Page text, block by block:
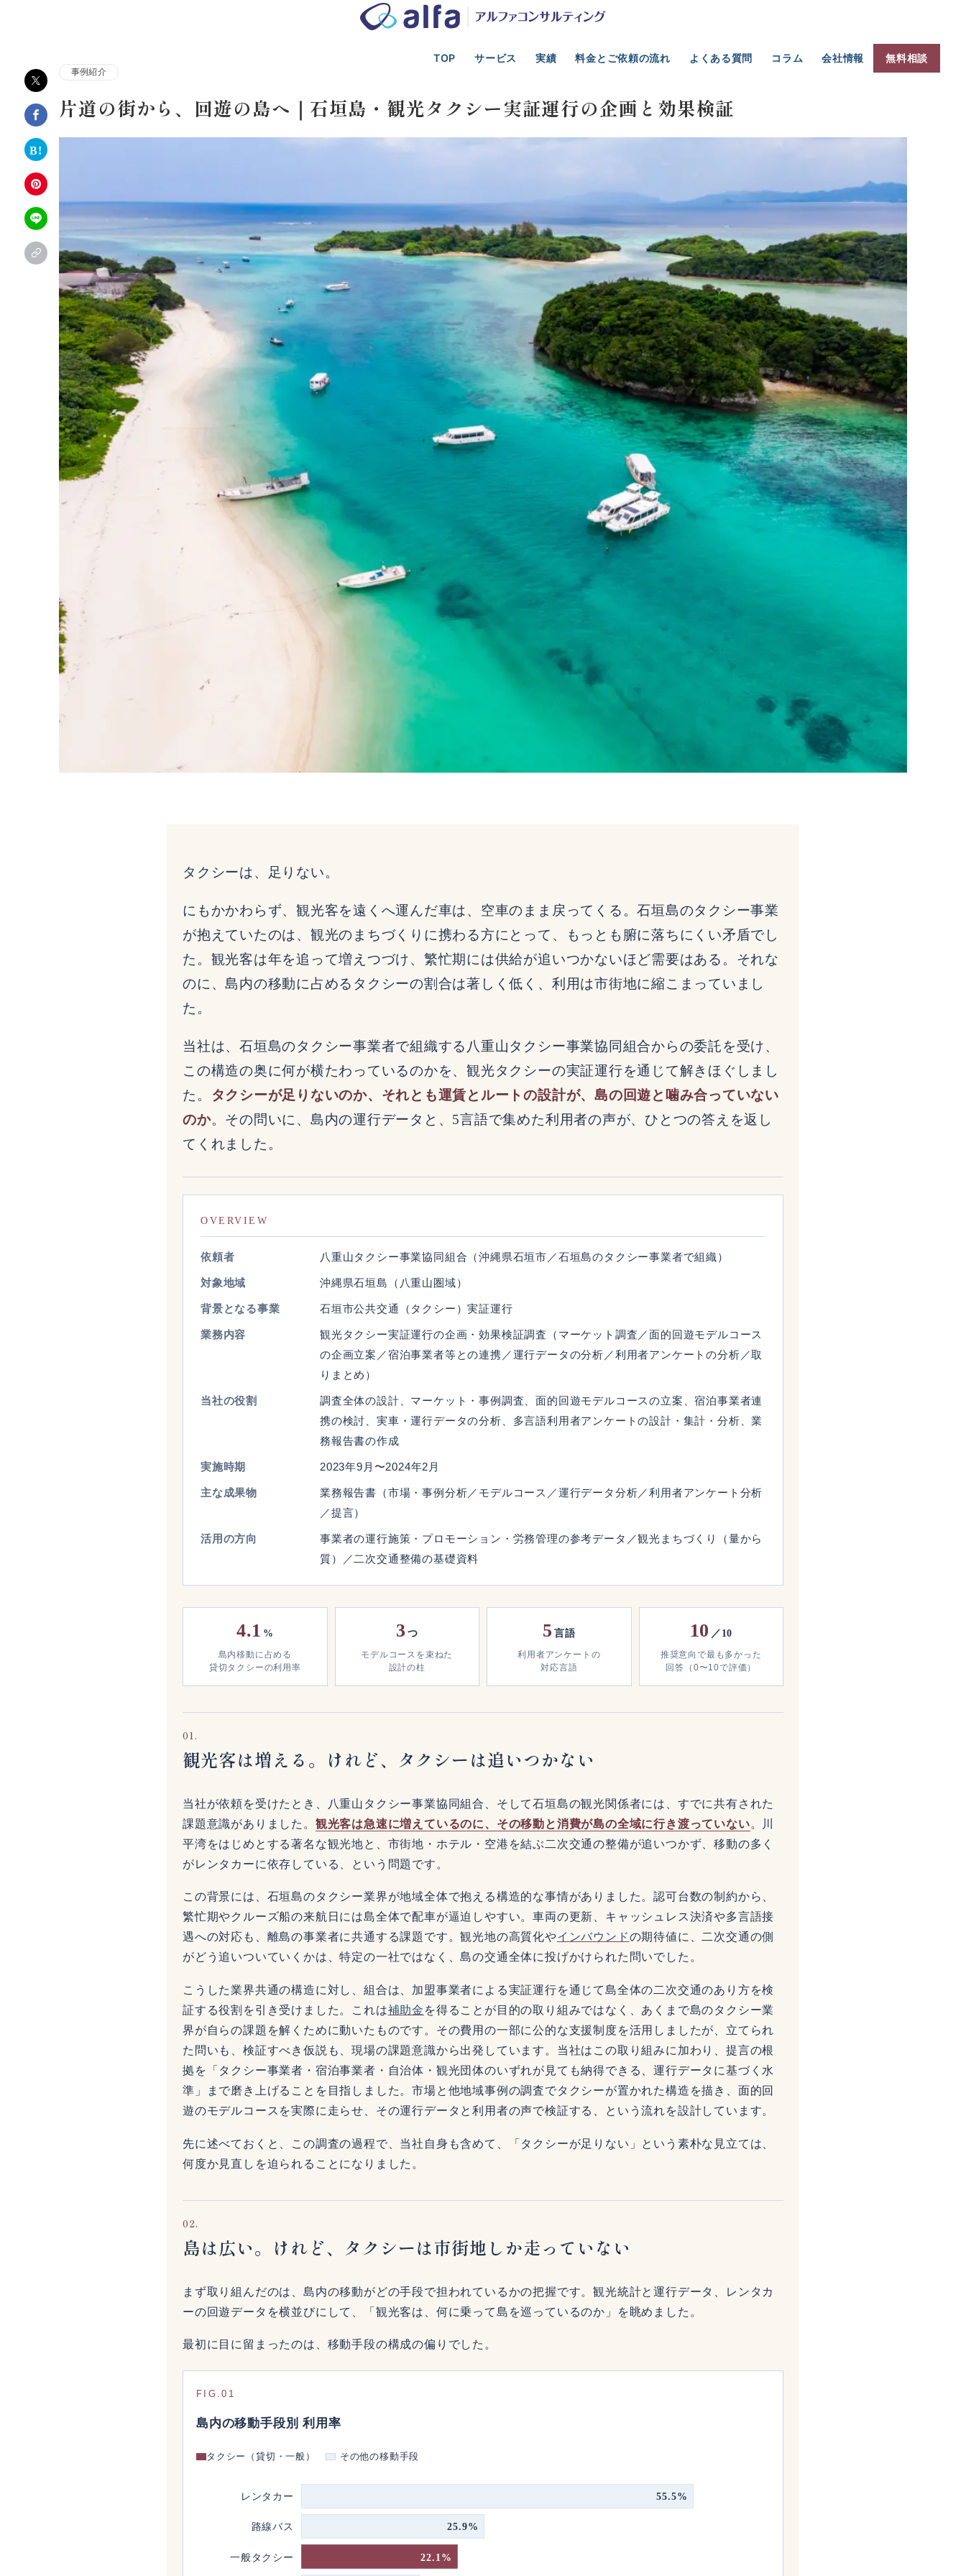
TOP サービス 実績 料金とご依頼の流れ よくある質問 コラム 会社情報 無料相談
株式会社アルファコンサルティング｜ホテル・旅館・観光業の事業計画、新規事業、資金調達、M&A支援
事例紹介
片道の街から、回遊の島へ｜石垣島・観光タクシー実証運行の企画と効果検証
タクシーは、足りない。
にもかかわらず、観光客を遠くへ運んだ車は、空車のまま戻ってくる。石垣島のタクシー事業
が抱えていたのは、観光のまちづくりに携わる方にとって、もっとも腑に落ちにくい矛盾でし
た。観光客は年を追って増えつづけ、繁忙期には供給が追いつかないほど需要はある。それな
のに、島内の移動に占めるタクシーの割合は著しく低く、利用は市街地に縮こまっていまし
た。
当社は、石垣島のタクシー事業者で組織する八重山タクシー事業協同組合からの委託を受け、
この構造の奥に何が横たわっているのかを、観光タクシーの実証運行を通じて解きほぐしまし
た。
タクシーが足りないのか、それとも運賃とルートの設計が、島の回遊と噛み合っていない
のか。その問いに、島内の運行データと、5言語で集めた利用者の声が、ひとつの答えを返し
てくれました。
OVERVIEW
依頼者 八重山タクシー事業協同組合（沖縄県石垣市／石垣島のタクシー事業者で組織）
対象地域 沖縄県石垣島（八重山圏域）
背景となる事業 石垣市公共交通（タクシー）実証運行
業務内容
観光タクシー実証運行の企画・効果検証調査（マーケット調査／面的回遊モデルコース
の企画立案／宿泊事業者等との連携／運行データの分析／利用者アンケートの分析／取
りまとめ）
当社の役割
調査全体の設計、マーケット・事例調査、面的回遊モデルコースの立案、宿泊事業者連
携の検討、実車・運行データの分析、多言語利用者アンケートの設計・集計・分析、業
務報告書の作成
実施時期 2023年9月〜2024年2月
主な成果物
業務報告書（市場・事例分析／モデルコース／運行データ分析／利用者アンケート分析
／提言）
活用の方向
事業者の運行施策・プロモーション・労務管理の参考データ／観光まちづくり（量から
質）／二次交通整備の基礎資料
4.1 %
島内移動に占める
貸切タクシーの利用率
3 つ
モデルコースを束ねた
設計の柱
5 言語
利用者アンケートの
対応言語
10 ／10
推奨意向で最も多かった
回答（0〜10で評価）
01.
観光客は増える。けれど、タクシーは追いつかない
当社が依頼を受けたとき、八重山タクシー事業協同組合、そして石垣島の観光関係者には、すでに共有された
課題意識がありました。 観光客は急速に増えているのに、その移動と消費が島の全域に行き渡っていない。川
平湾をはじめとする著名な観光地と、市街地・ホテル・空港を結ぶ二次交通の整備が追いつかず、移動の多く
がレンタカーに依存している、という問題です。
この背景には、石垣島のタクシー業界が地域全体で抱える構造的な事情がありました。認可台数の制約から、
繁忙期やクルーズ船の来航日には島全体で配車が逼迫しやすい。車両の更新、キャッシュレス決済や多言語接
遇への対応も、離島の事業者に共通する課題です。観光地の高質化やインバウンドの期待値に、二次交通の側
がどう追いついていくかは、特定の一社ではなく、島の交通全体に投げかけられた問いでした。
こうした業界共通の構造に対し、組合は、加盟事業者による実証運行を通じて島全体の二次交通のあり方を検
証する役割を引き受けました。これは補助金 を得ることが目的の取り組みではなく、あくまで島のタクシー業
界が自らの課題を解くために動いたものです。その費用の一部に公的な支援制度を活用しましたが、立てられ
た問いも、検証すべき仮説も、現場の課題意識から出発しています。当社はこの取り組みに加わり、提言の根
拠を「タクシー事業者・宿泊事業者・自治体・観光団体のいずれが見ても納得できる、運行データに基づく水
準」まで磨き上げることを目指しました。市場と他地域事例の調査でタクシーが置かれた構造を描き、面的回
遊のモデルコースを実際に走らせ、その運行データと利用者の声で検証する、という流れを設計しています。
先に述べておくと、この調査の過程で、当社自身も含めて、「タクシーが足りない」という素朴な見立ては、
何度か見直しを迫られることになりました。
02.
島は広い。けれど、タクシーは市街地しか走っていない
まず取り組んだのは、島内の移動がどの手段で担われているかの把握です。観光統計と運行データ、レンタカ
ーの回遊データを横並びにして、「観光客は、何に乗って島を巡っているのか」を眺めました。
最初に目に留まったのは、移動手段の構成の偏りでした。
FIG.01
島内の移動手段別 利用率
タクシー（貸切・一般） その他の移動手段
レンタカー 55.5%
路線バス 25.9%
一般タクシー 22.1%